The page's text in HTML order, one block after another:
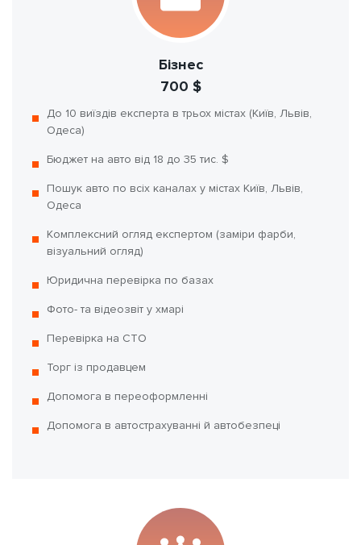
Бізнес
700 $
До 10 виїздів експерта в трьох містах (Київ, Львів,
Одеса)
Бюджет на авто від 18 до 35 тис. $
Пошук авто по всіх каналах у містах Київ, Львів,
Одеса
Комплексний огляд експертом (заміри фарби,
візуальний огляд)
Юридична перевірка по базах
Фото- та відеозвіт у хмарі
Перевірка на СТО
Торг із продавцем
Допомога в переоформленні
Допомога в автострахуванні й автобезпеці